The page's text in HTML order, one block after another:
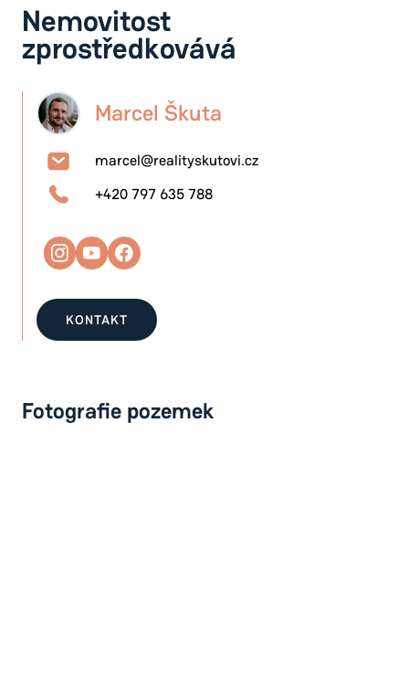
Nemovitost
zprostředkovává
Marcel Škuta
marcel@realityskutovi.cz
+420 797 635 788
KONTAKT
Fotografie pozemek